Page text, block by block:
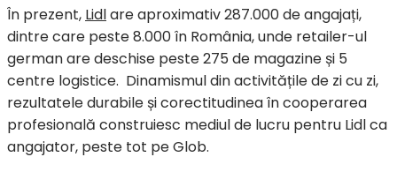
În prezent, Lidlare aproximativ 287.000 de angajați,
dintre care peste 8.000 în România, unde retailer-ul
german are deschise peste 275 de magazine și 5
centre logistice. Dinamismul din activitățile de zi cu zi,
rezultatele durabile și corectitudinea în cooperarea
profesională construiesc mediul de lucru pentru Lidl ca
angajator, peste tot pe Glob.